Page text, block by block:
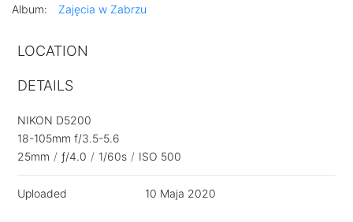
Album: Zajęcia w Zabrzu
LOCATION
DETAILS
NIKON D5200
18-105mm f/3.5-5.6
25mm / ƒ/4.0 / 1/60s / ISO 500
Uploaded 10 Maja 2020